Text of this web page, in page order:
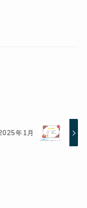
年1月